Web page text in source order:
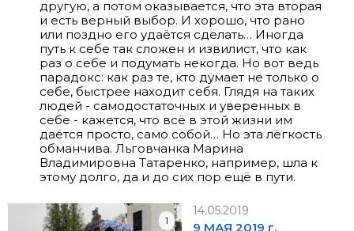
другую, а потом оказывается, что эта вторая
и есть верный выбор. И хорошо, что рано
или поздно его удаётся сделать… Иногда
путь к себе так сложен и извилист, что как
раз о себе и подумать некогда. Но вот ведь
парадокс: как раз те, кто думает не только о
себе, быстрее находит себя. Глядя на таких
людей - самодостаточных и уверенных в
себе - кажется, что всё в этой жизни им
даётся просто, само собой… Но эта лёгкость
обманчива. Льговчанка Марина
Владимировна Татаренко, например, шла к
этому долго, да и до сих пор ещё в пути.
1
14.05.2019
9 МАЯ 2019 г.